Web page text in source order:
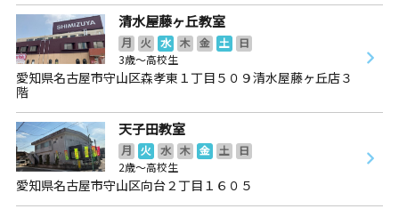
清水屋藤ヶ丘教室
月 火 水 木 金 土
日
3歳～高校生
愛知県名古屋市守山区森孝東１丁目５０９清水屋藤ヶ丘店３
階
天子田教室
月 火 水 木 金 土
日
2歳～高校生
愛知県名古屋市守山区向台２丁目１６０５